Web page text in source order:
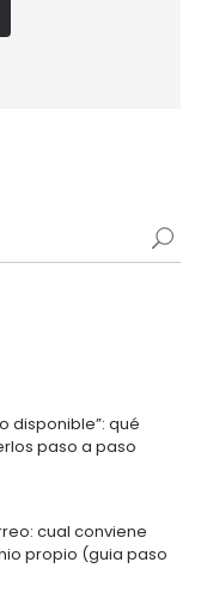
disponible”: qué
paso a paso
cual conviene
propio (guia paso